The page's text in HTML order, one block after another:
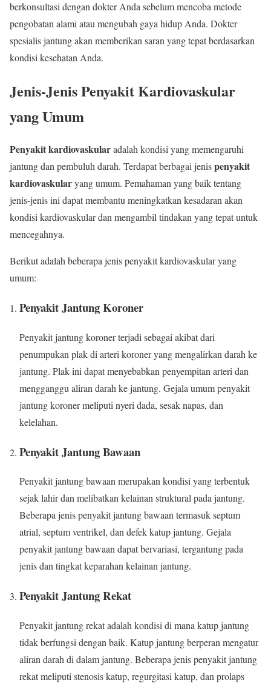
berkonsultasi dengan dokter Anda sebelum mencoba metode
pengobatan alami atau mengubah gaya hidup Anda. Dokter
spesialis jantung akan memberikan saran yang tepat berdasarkan
kondisi kesehatan Anda.
Jenis-Jenis Penyakit Kardiovaskular
yang Umum
Penyakit kardiovaskularadalah kondisi yang memengaruhi
jantung dan pembuluh darah. Terdapat berbagai jenispenyakit
kardiovaskularyang umum. Pemahaman yang baik tentang
jenis-jenis ini dapat membantu meningkatkan kesadaran akan
kondisi kardiovaskular dan mengambil tindakan yang tepat untuk
mencegahnya.
Berikut adalah beberapa jenis penyakit kardiovaskular yang
umum:
Penyakit Jantung Koroner
Penyakit jantung koroner terjadi sebagai akibat dari
penumpukan plak di arteri koroner yang mengalirkan darah ke
jantung. Plak ini dapat menyebabkan penyempitan arteri dan
mengganggu aliran darah ke jantung. Gejala umum penyakit
jantung koroner meliputi nyeri dada, sesak napas, dan
kelelahan.
Penyakit Jantung Bawaan
Penyakit jantung bawaan merupakan kondisi yang terbentuk
sejak lahir dan melibatkan kelainan struktural pada jantung.
Beberapa jenis penyakit jantung bawaan termasuk septum
atrial, septum ventrikel, dan defek katup jantung. Gejala
penyakit jantung bawaan dapat bervariasi, tergantung pada
jenis dan tingkat keparahan kelainan jantung.
Penyakit Jantung Rekat
Penyakit jantung rekat adalah kondisi di mana katup jantung
tidak berfungsi dengan baik. Katup jantung berperan mengatur
aliran darah di dalam jantung. Beberapa jenis penyakit jantung
rekat meliputi stenosis katup, regurgitasi katup, dan prolaps